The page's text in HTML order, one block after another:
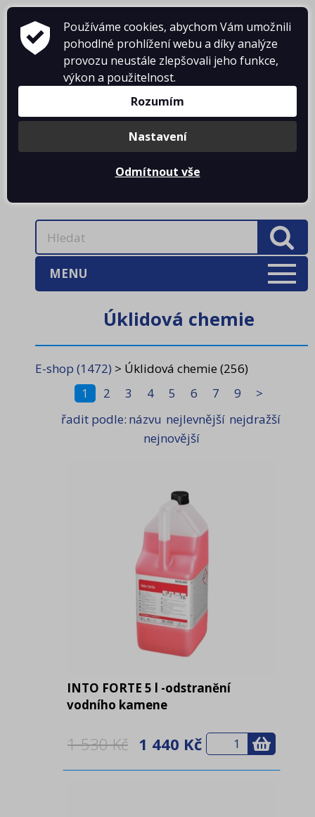
KONTAKTY
DOPRAVNÉ
PŘIHLÁŠENÍ
0 Kč
MENU
Péče o zuby(472)
Péče o tělo
(145)
(106)
Úklidové nářadí, pomůcky
Spotřební materiál(28)
Osvěžovače a vůně
(47)
Obaly, sáčky, pytle(20)
Dávkovače, zásobníky(47)
Praní a očista prádla(48)
Ultrazvukové čističky(6)
Úklidová chemie
E-shop (1472) > Úklidová chemie (256)
1
2 3 4 5 6 7 9
>
řadit podle: názvu nejlevnější nejdražší
nejnovější
INTO FORTE 5 l -odstranění
vodního kamene
1 530 Kč 1 440 Kč
Používáme cookies, abychom Vám umožnili
pohodlné prohlížení webu a díky analýze
provozu neustále zlepšovali jeho funkce,
výkon a použitelnost.
Rozumím
Nastavení
Odmítnout vše